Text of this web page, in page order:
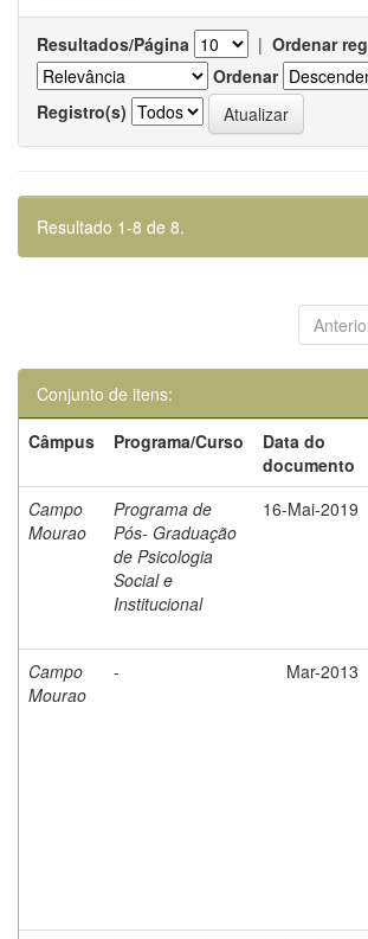
Resultados/Página | Ordenar
Ordenar
Registro(s)
Resultado 1-8 de 8.
Conjunto de itens:
Câmpus
Programa/Curso
Data do
documento
Campo
Mourao
Programa de
Pós- Graduação
de Psicologia
Social e
Institucional
16-Mai-2019
Campo
Mourao
- Mar-2013